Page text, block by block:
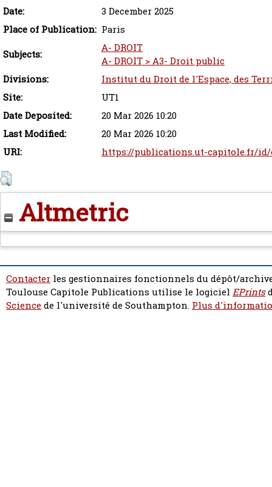
Date:
3 December 2025
Place of Publication: Paris
Subjects:
A- DROIT
A- DROIT > A3- Droit public
Divisions:
Institut du Droit de l'Espace, des
Site:
UT1
Date Deposited:
20 Mar 2026 10:20
Last Modified:
20 Mar 2026 10:20
URI:
https://publications.ut-capitole.fr/id/
Altmetric
Contacter les gestionnaires fonctionnels du dépôt/
Toulouse Capitole Publications utilise le logiciel EPrints
Sciencede l'université de Southampton. Plus